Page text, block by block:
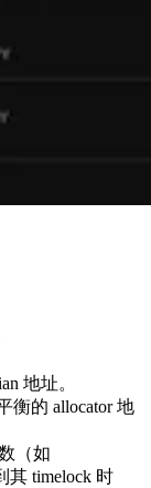
地址。
衡的 allocator 地
（如
其 timelock 时